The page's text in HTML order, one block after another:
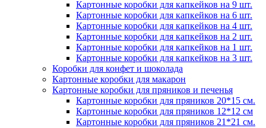
Картонные коробки для капкейков на 9 шт.
Картонные коробки для капкейков на 6 шт.
Картонные коробки для капкейков на 4 шт.
Картонные коробки для капкейков на 2 шт.
Картонные коробки для капкейков на 1 шт.
Картонные коробки для капкейков на 3 шт.
Коробки для конфет и шоколада
Картонные коробки для макарон
Картонные коробки для пряников и печенья
Картонные коробки для пряников 20*15 см.
Картонные коробки для пряников 12*12 см
Картонные коробки для пряников 21*21 см.